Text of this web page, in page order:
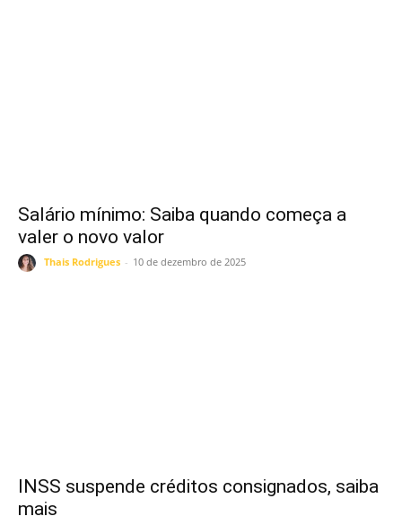
Salário mínimo: Saiba quando começa a
valer o novo valor
Thais Rodrigues - 10 de dezembro de 2025
INSS suspende créditos consignados, saiba
mais